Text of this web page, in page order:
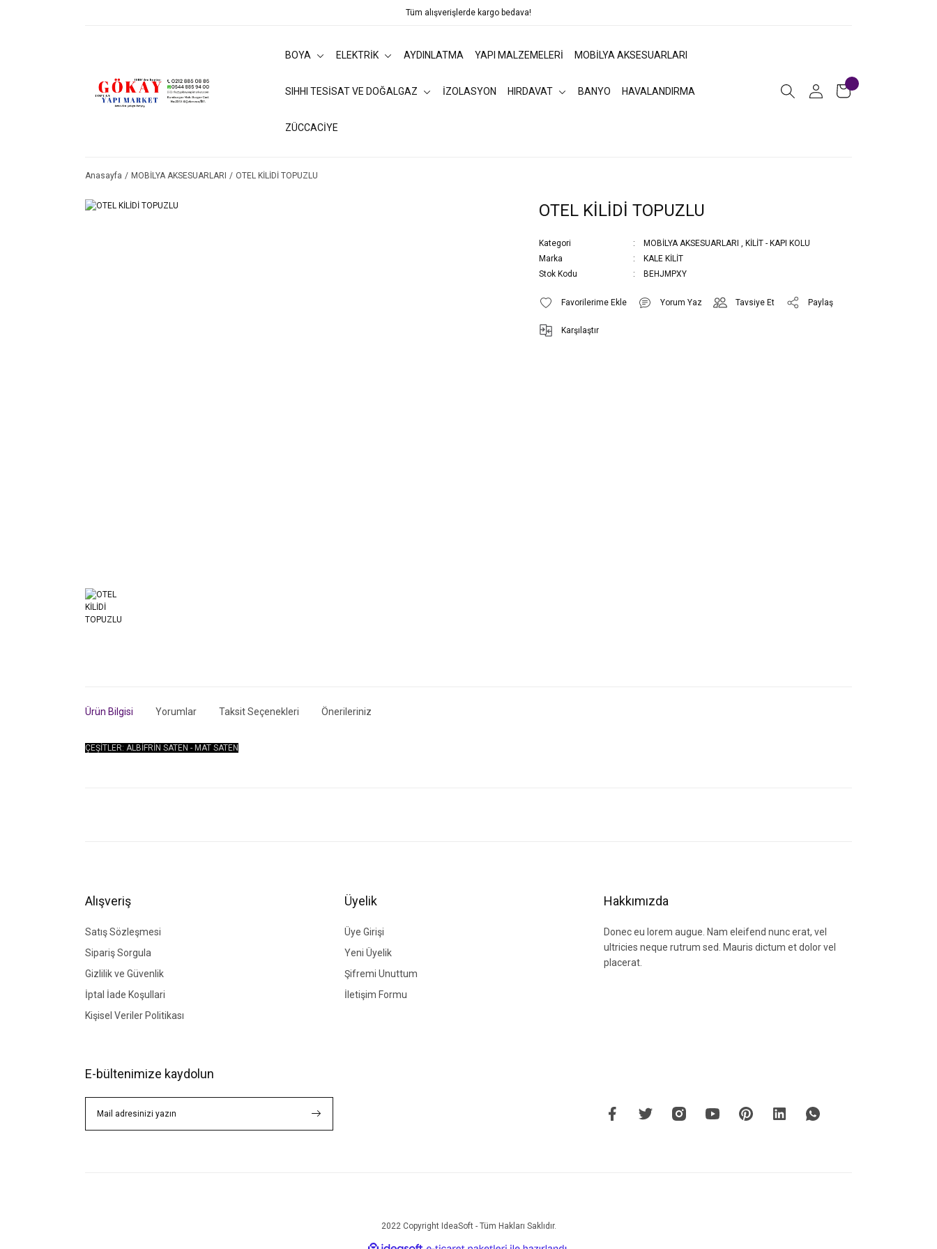
Tüm alışverişlerde kargo bedava!
BOYA ELEKTRİK AYDINLATMA YAPI MALZEMELERİ MOBİLYA AKSESUARLARI
SIHHI TESİSAT VE DOĞALGAZ İZOLASYON HIRDAVAT BANYO HAVALANDIRMA
ZÜCCACİYE
Anasayfa MOBİLYA AKSESUARLARI OTEL KİLİDİ TOPUZLU
OTEL KİLİDİ TOPUZLU
Kategori MOBİLYA AKSESUARLARI , KİLİT - KAPI KOLU
Marka
KALE KİLİT
Stok Kodu
BEHJMPXY
Yorum Yaz Tavsiye Et Paylaş
Karşılaştır
Ürün Bilgisi Yorumlar Taksit Seçenekleri Önerileriniz
ÇEŞİTLER: ALBİFRİN SATEN - MAT SATEN
Ürün fiyatı diğer sitelerden daha pahalı.
Bu ürüne benzer farklı alternatifler olmalı.
Alışveriş
Satış Sözleşmesi
Sipariş Sorgula
Gizlilik ve Güvenlik
İptal İade Koşullari
Kişisel Veriler Politikası
Üyelik
Üye Girişi
Yeni Üyelik
Şifremi Unuttum
İletişim Formu
Hakkımızda
Donec eu lorem augue. Nam eleifend nunc erat, vel
ultricies neque rutrum sed. Mauris dictum et dolor vel
placerat.
E-bültenimize kaydolun
2022 Copyright IdeaSoft - Tüm Hakları Saklıdır.